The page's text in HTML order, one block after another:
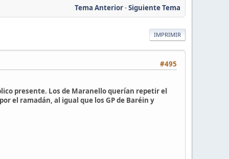
Tema Anterior-Siguiente Tema
IMPRIMIR
#495
presente. Los de Maranello querían repetir el
el ramadán, al igual que los GP de Baréin y